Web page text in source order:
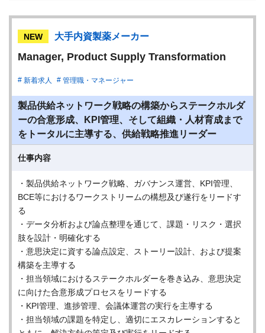
NEW 大手内資製薬メーカー
Manager, Product Supply Transformation
新着求人 管理職・マネージャー
製品供給ネットワーク戦略の構築からステークホルダ
ーの合意形成、KPI管理、そして組織・人材育成まで
をトータルに主導する、供給戦略推進リーダー
仕事内容
・製品供給ネットワーク戦略、ガバナンス運営、KPI管理、
BCE等におけるワークストリームの構想及び遂行をリードす
る
・データ分析および論点整理を通じて、課題・リスク・選択
肢を設計・明確化する
・意思決定に資する論点設定、ストーリー設計、および提案
構築を主導する
・担当領域におけるステークホルダーを巻き込み、意思決定
に向けた合意形成プロセスをリードする
・KPI管理、進捗管理、会議体運営の実行を主導する
・担当領域の課題を特定し、適切にエスカレーションすると